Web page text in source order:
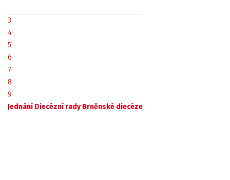
3
4
5
6
7
8
9
Jednání Diecézní rady Brněnské diecéze